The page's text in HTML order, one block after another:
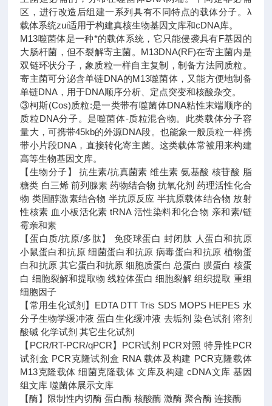
区，进行改造后组建一系列具有不同特点的载体分子。λ
载体系统zui适用于构建真核生物基因文库和cDNA库。
M13噬菌体是一种*的载体系统，它只能侵袭具有F基因的
大肠杆菌，但不裂解寄主菌。M13DNA(RF)在寄主菌内是
双链环状分子，象质粒一样自主复制，制备方法同质粒。
寄主菌可分泌含单链DNA的M13噬菌体，又能方便地制备
单链DNA，用于DNA顺序分析、定点突变和核酸杂交。
③柯斯(Cos)质粒:是一类带有噬菌体DNA粘性末端顺序的
质粒DNA分子。是噬菌体-质粒混合物。此类载体分子容
量大，可携带45kb的外源DNA段。也能象一般质粒一样携
带小片段DNA，直接转化寄主菌。这类载体常被用来构建
高等生物基因文库。
【生物分子】 抗生素/抗真菌素 维生素 氨基酸 核苷酸 脂
糖类 白三烯 前列腺素 药物结合物 抗氧化剂 药理活性化合
物 类固醇激素结合物 半抗原反应 半抗原载体结合物 放射
性核素 血小板活化素 tRNA 活性染料和化合物 亲和素/链
霉亲和素
【蛋白质/抗原/多肽】 免疫球蛋白 封闭肽 人蛋白和抗原
小鼠蛋白和抗原 细菌蛋白和抗原 病毒蛋白和抗原 植物蛋
白和抗原 其它蛋白和抗原 细胞质蛋白 总蛋白 膜蛋白 核蛋
白 细胞裂解和提取物 线粒体蛋白 细胞裂解 组织提取 重组
细胞因子
【常用生化试剂】EDTA DTT Tris SDS MOPS HEPES 水
分子生物学缓冲液 蛋白生化缓冲液 去垢剂 染色试剂 溶剂
酸碱 化学试剂 其它生化试剂
【PCR/RT-PCR/qPCR】PCR试剂 PCR对照 特异性PCR
试剂盒 PCR克隆试剂盒 RNA 载体及构建 PCR克隆载体
M13克隆载体 细菌克隆载体 文库及构建 cDNA文库 基因
组文库 噬菌体展示文库
【酶】限制性内切酶 蛋白酶 核酸酶 激酶 聚合酶 连接酶